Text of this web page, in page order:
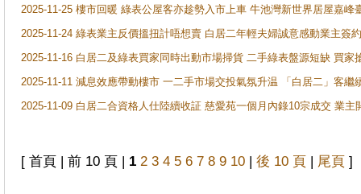
2025-11-25 樓市回暖 綠表公屋客亦趁勢入市上車 牛池灣新世界居屋嘉峰
2025-11-24 綠表業主反價搵扭計唔想賣 白居二年輕夫婦誠意感動業主簽
2025-11-16 白居二及綠表買家同時出動市場掃貨 二手綠表盤源短缺 買
2025-11-11 減息效應帶動樓市 一二手市場交投氣氛升温 「白居二」客
2025-11-09 白居二合資格人仕陸續收証 慈愛苑一個月內錄10宗成交 業
[ 首頁 | 前 10 頁 | 1 2 3 4 5 6 7 8 9 10 | 後 10 頁 | 尾頁 ]